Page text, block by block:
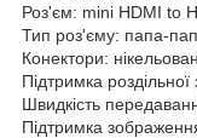
Роз'єм: mini HDMI to
Тип роз'єму: папа-
Конектори:
Підтримка
Швидкість
Підтримка